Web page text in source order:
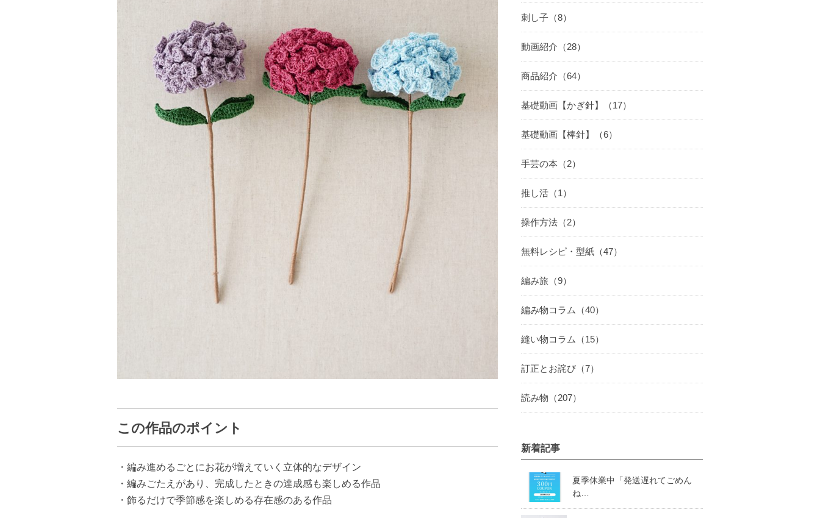
この作品のポイント
・編み進めるごとにお花が増えていく立体的なデザイン
・編みごたえがあり、完成したときの達成感も楽しめる作品
・飾るだけで季節感を楽しめる存在感のある作品
刺し子（8）
動画紹介（28）
商品紹介（64）
基礎動画【かぎ針】（17）
基礎動画【棒針】（6）
手芸の本（2）
推し活（1）
操作方法（2）
無料レシピ・型紙（47）
編み旅（9）
編み物コラム（40）
縫い物コラム（15）
訂正とお詫び（7）
読み物（207）
新着記事
夏季休業中「発送遅れてごめん
ね…